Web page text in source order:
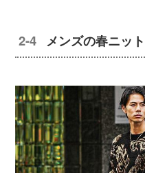
メンズの春ニッ